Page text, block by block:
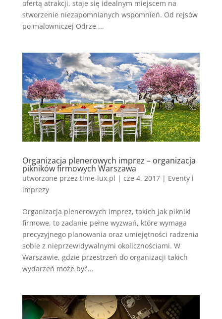
ofertą atrakcji, staje się idealnym miejscem na
stworzenie niezapomnianych wspomnień. Od rejsów
po malowniczej Odrze,...
Organizacja plenerowych imprez – organizacja
pikników firmowych Warszawa
utworzone przez time-lux.pl | cze 4, 2017| Eventy i
imprezy
Organizacja plenerowych imprez, takich jak pikniki
firmowe, to zadanie pełne wyzwań, które wymaga
precyzyjnego planowania oraz umiejętności radzenia
sobie z nieprzewidywalnymi okolicznościami. W
Warszawie, gdzie przestrzeń do organizacji takich
wydarzeń może być...